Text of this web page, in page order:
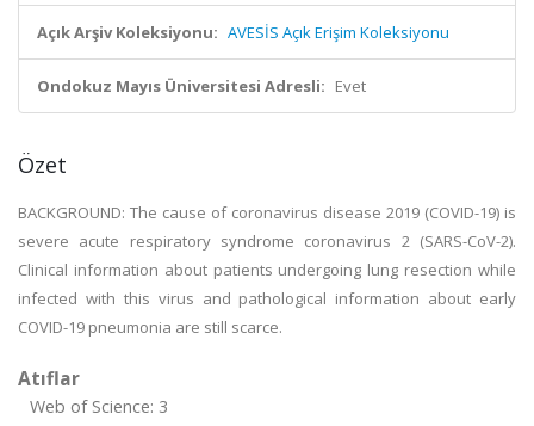
Açık Arşiv Koleksiyonu: AVESİS Açık Erişim Koleksiyonu
Ondokuz Mayıs Üniversitesi Adresli: Evet
Özet
BACKGROUND: The cause of coronavirus disease 2019 (COVID-19) is
severe acute respiratory syndrome coronavirus 2 (SARS-CoV-2).
Clinical information about patients undergoing lung resection while
infected with this virus and pathological information about early
COVID-19 pneumonia are still scarce.
Atıflar
Web of Science: 3